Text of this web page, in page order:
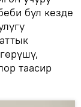
бул кезде
таасир